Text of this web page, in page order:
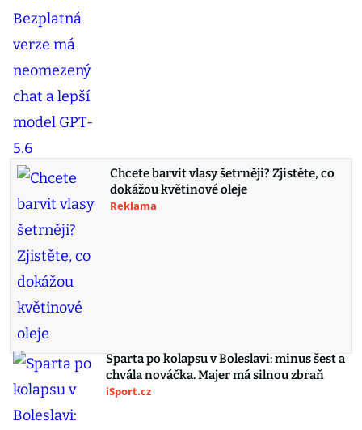
Chcete barvit vlasy šetrněji? Zjistěte, co
dokážou květinové oleje
Reklama
Sparta po kolapsu v Boleslavi: minus šest a
chvála nováčka. Majer má silnou zbraň
iSport.cz